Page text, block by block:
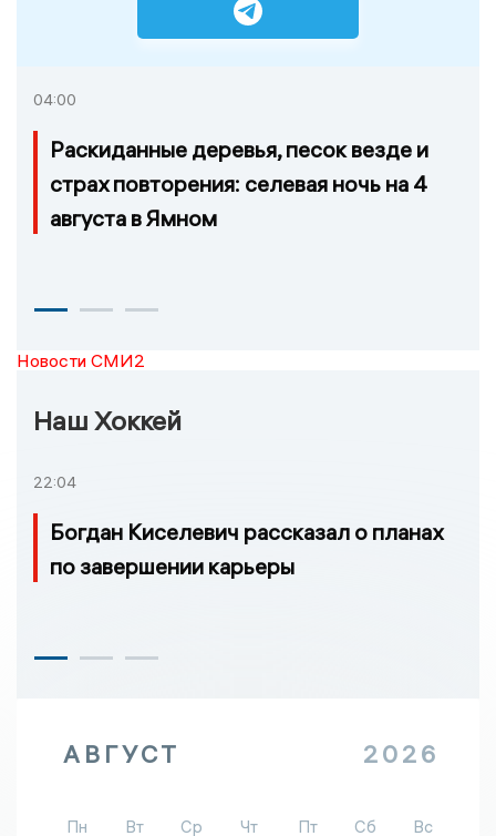
04:00
Раскиданные деревья, песок везде и
страх повторения: селевая ночь на 4
августа в Ямном
Новости СМИ2
Наш Хоккей
22:04
Богдан Киселевич рассказал о планах
по завершении карьеры
АВГУСТ 2026
Пн Вт Ср Чт Пт Сб Вс